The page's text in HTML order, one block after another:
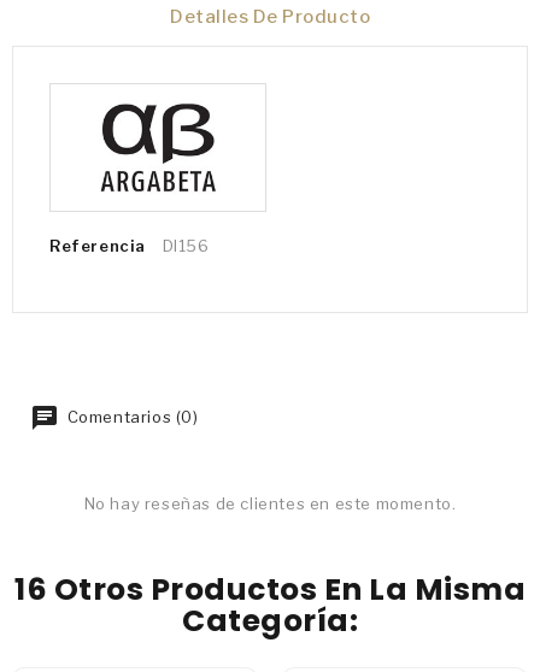
Detalles De Producto
Referencia DI156
Comentarios (0)
No hay reseñas de clientes en este momento.
16 Otros Productos En La Misma
Categoría: